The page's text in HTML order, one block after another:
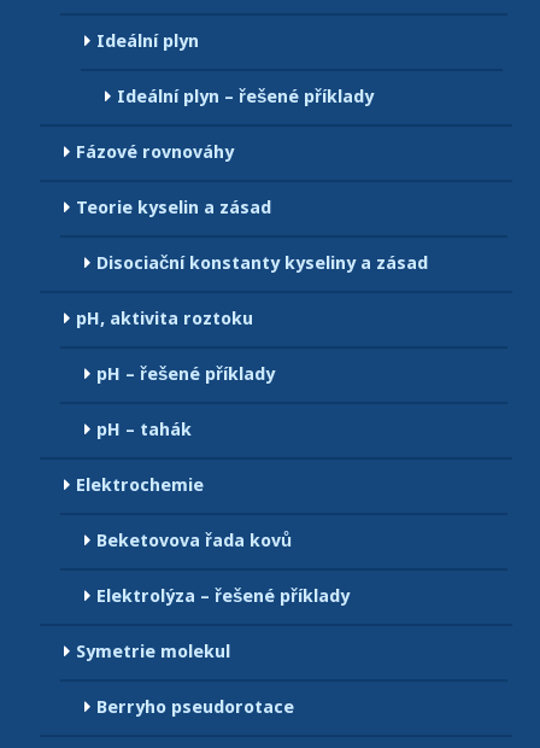
Ideální plyn
Ideální plyn – řešené příklady
Fázové rovnováhy
Teorie kyselin a zásad
Disociační konstanty kyseliny a zásad
pH, aktivita roztoku
pH – řešené příklady
pH – tahák
Elektrochemie
Beketovova řada kovů
Elektrolýza – řešené příklady
Symetrie molekul
Berryho pseudorotace